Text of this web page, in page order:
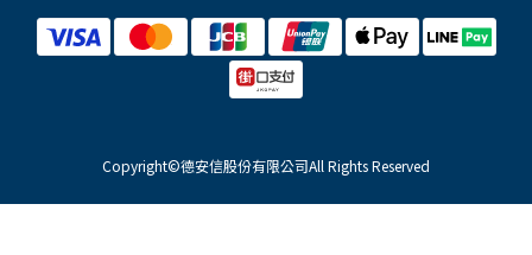
Copyright©德安信股份有限公司All Rights Reserved